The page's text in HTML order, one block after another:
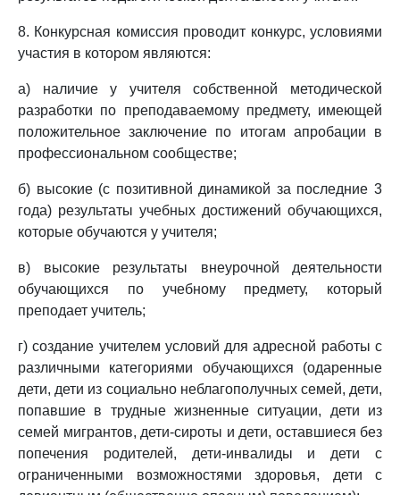
8. Конкурсная комиссия проводит конкурс, условиями
участия в котором являются:
а) наличие у учителя собственной методической
разработки по преподаваемому предмету, имеющей
положительное заключение по итогам апробации в
профессиональном сообществе;
б) высокие (с позитивной динамикой за последние 3
года) результаты учебных достижений обучающихся,
которые обучаются у учителя;
в) высокие результаты внеурочной деятельности
обучающихся по учебному предмету, который
преподает учитель;
г) создание учителем условий для адресной работы с
различными категориями обучающихся (одаренные
дети, дети из социально неблагополучных семей, дети,
попавшие в трудные жизненные ситуации, дети из
семей мигрантов, дети-сироты и дети, оставшиеся без
попечения родителей, дети-инвалиды и дети с
ограниченными возможностями здоровья, дети с